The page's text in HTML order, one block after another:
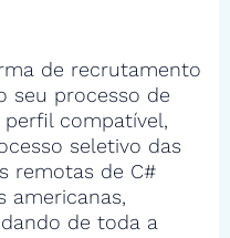
de recrutamento
seu processo de
compatível,
seletivo das
remotas de C#
americanas,
de toda a